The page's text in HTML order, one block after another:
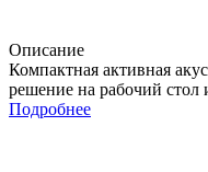
Описание
Компактная активная
решение на рабочий
Подробнее